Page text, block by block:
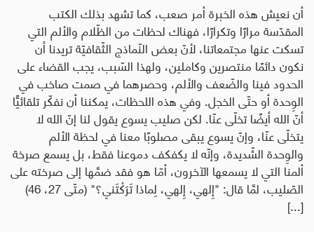
أن نعيش هذه الخبرة أمر صعب، كما تشهد بذلك الكتب
المقدّسة مرارًا وتكرارًا، فهناك لحظات من الظّلام والألم التي
تسكت عنها مجتمعاتنا، لأنّ بعض النّماذج الثّقافيّة تريدنا أن
نكون دائمًا منتصرين وكاملين، ولهذا السّبب، يجب القضاء على
الحدود فينا والضّعف والألم، وحصرهما في صمت صاخب في
الوِحدة أو حتّى الخجل. وفي هذه اللحظات، يمكننا أن نفكّر تلقائيًّا
أنّ الله أيضًا تخلّى عنّا. لكن صليب يسوع يقول لنا إنّ الله لا
يتخلّى عنّا، وإنّ يسوع يبقى مصلوبًا معنا في لحظة الألم
والوِحدة الشّديدة، وإنّه لا يكفكف دموعنا فقط، بل يسمع صرخة
ألمنا التي لا يسمعها الآخرون، أمّا هو فقد ضمَّها إلى صرخته على
الصّليب، لمَّا قال: "إِلهي، إِلهي، لِماذا تَرَكْتَني؟" (متّى 27، 46)
[...]